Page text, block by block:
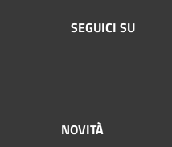
SEGUICI SU
NOVITÀ